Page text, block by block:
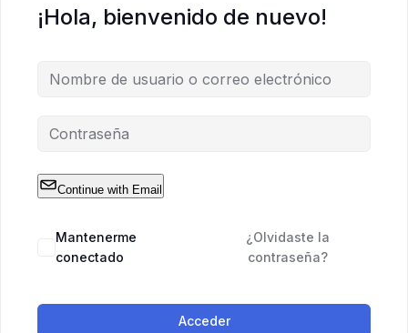
¡Hola, bienvenido de nuevo!
Continue with Email
Mantenerme
conectado
¿Olvidaste la
contraseña?
Acceder